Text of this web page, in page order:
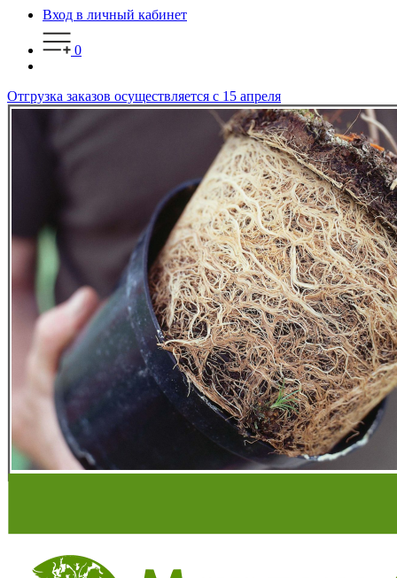
Вход в личный кабинет
0
Отгрузка заказов осуществляется с 15 апреля